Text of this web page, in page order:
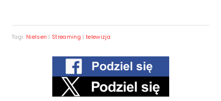
Tagi: Nielsen | Streaming | telewizja